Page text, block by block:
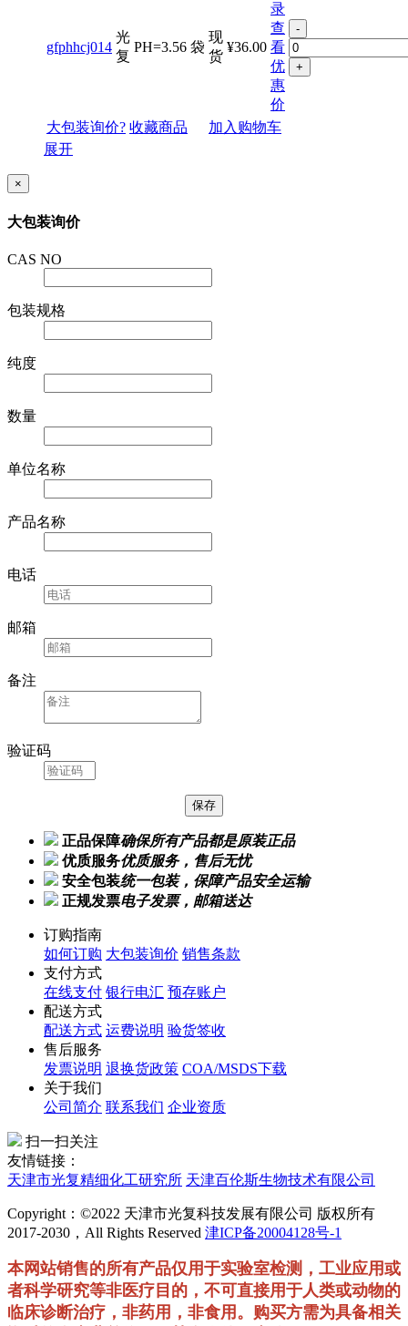
gfphhcj014
光
复
PH=3.56 袋
现
货
¥36.00
录
查
看
优
惠
价
-
+
大包装询价? 收藏商品
加入购物车
展开
×
大包装询价
CAS NO
包装规格
纯度
数量
单位名称
产品名称
电话
邮箱
备注
验证码
正品保障确保所有产品都是原装正品
优质服务优质服务，售后无忧
安全包装统一包装，保障产品安全运输
正规发票电子发票，邮箱送达
订购指南
如何订购 大包装询价 销售条款
支付方式
在线支付 银行电汇 预存账户
配送方式
配送方式 运费说明 验货签收
售后服务
发票说明 退换货政策 COA/MSDS下载
关于我们
公司简介 联系我们 企业资质
扫一扫关注
友情链接：
天津市光复精细化工研究所 天津百伦斯生物技术有限公司
Copyright：©2022 天津市光复科技发展有限公司 版权所有
2017-2030，All Rights Reserved 津ICP备20004128号-1
本网站销售的所有产品仅用于实验室检测，工业应用或
者科学研究等非医疗目的，不可直接用于人类或动物的
临床诊断治疗，非药用，非食用。购买方需为具备相关